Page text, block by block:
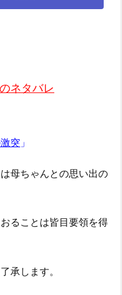
ネタバレ
突 」
母ちゃんとの思い出の
ることは皆目要領を得
承します。